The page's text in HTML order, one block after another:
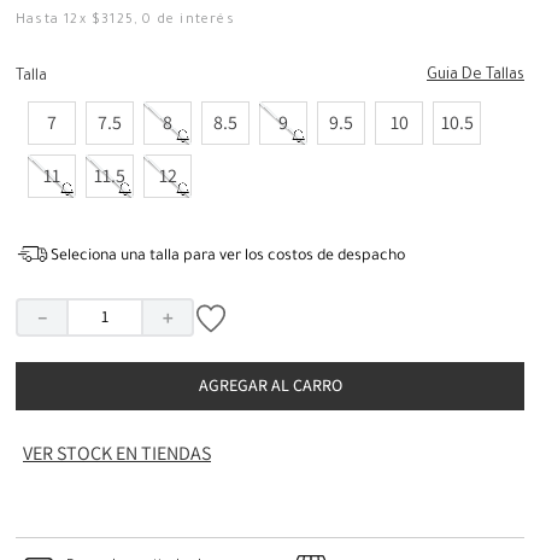
Hasta12 x $ 3125 ,0 de interés
Talla Guia De Tallas
7 7.5 8 8.5 9 9.5 10 10.5
11 11.5 12
Seleciona una talla para ver los costos de despacho
＋
－
AGREGAR AL CARRO
VER STOCK EN TIENDAS